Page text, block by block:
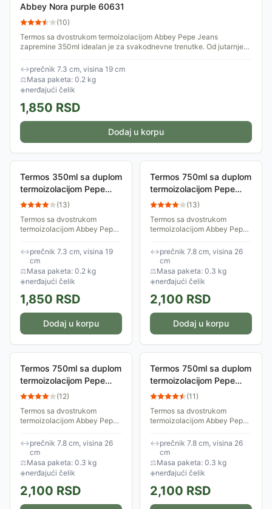
Abbey Nora purple 60631
(10)
Termos sa dvostrukom termoizolacijom Abbey Pepe Jeans
zapremine 350ml idealan je za svakodnevne trenutke. Od jutarnje
↔prečnik 7.3 cm, visina 19 cm
⚖Masa paketa: 0.2 kg
◈nerđajući čelik
1,850 RSD
Dodaj u korpu
Termos 350ml sa duplom
termoizolacijom Pepe
Jeans Abbey Nora pink
(13)
Termos sa dvostrukom
termoizolacijom Abbey Pepe
idealan je za svakodnevne
trenutke. Od jutarnje rutine do
popodnevnih pauza i...
↔prečnik 7.3 cm, visina 19
cm
⚖Masa paketa: 0.2 kg
◈nerđajući čelik
1,850 RSD
Dodaj u korpu
Termos 750ml sa duplom
termoizolacijom Pepe
Jeans Abbey Hearts
(13)
Termos sa dvostrukom
termoizolacijom Abbey Pepe
idealan je za svakodnevne
trenutke. Od jutarnje rutine do
popodnevnih pauza i...
↔prečnik 7.8 cm, visina 26
cm
⚖Masa paketa: 0.3 kg
◈nerđajući čelik
2,100 RSD
Dodaj u korpu
Termos 750ml sa duplom
termoizolacijom Pepe
Jeans Abbey Seldon
(12)
Termos sa dvostrukom
termoizolacijom Abbey Pepe
idealan je za svakodnevne
trenutke. Od jutarnje rutine do
popodnevnih pauza i...
↔prečnik 7.8 cm, visina 26
cm
⚖Masa paketa: 0.3 kg
◈nerđajući čelik
2,100 RSD
Termos 750ml sa duplom
termoizolacijom Pepe
Jeans Abbey Cintia
(11)
Termos sa dvostrukom
termoizolacijom Abbey Pepe
idealan je za svakodnevne
trenutke. Od jutarnje rutine do
popodnevnih pauza i...
↔prečnik 7.8 cm, visina 26
cm
⚖Masa paketa: 0.3 kg
◈nerđajući čelik
2,100 RSD